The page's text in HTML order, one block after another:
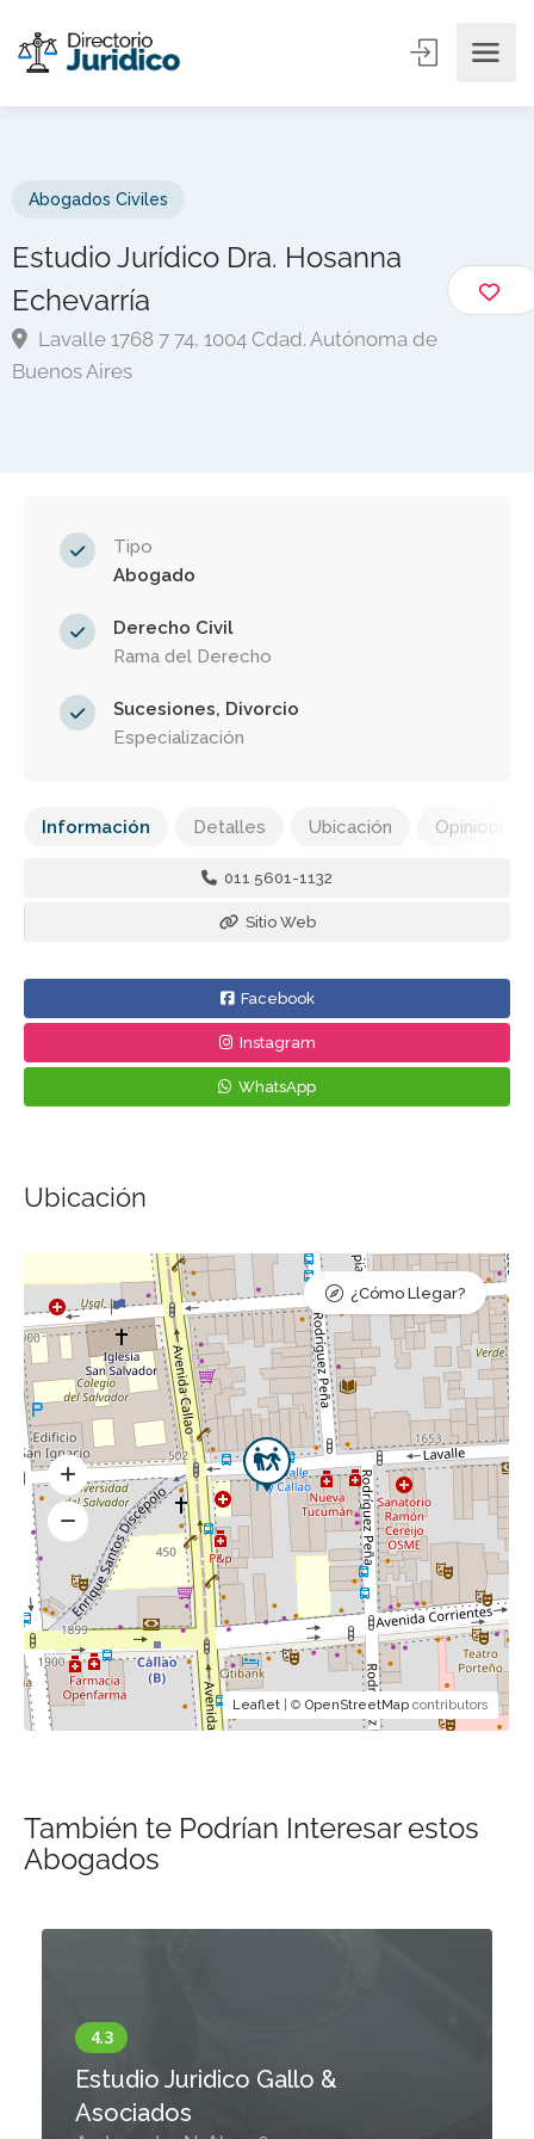
Abogados Civiles
Estudio Jurídico Dra. Hosanna
Echevarría
Lavalle 1768 7 74, 1004 Cdad. Autónoma de
Buenos Aires
Tipo
Abogado
Derecho Civil
Rama del Derecho
Sucesiones, Divorcio
Especialización
Información Detalles Ubicación Opiniones
011 5601-1132
Sitio Web
Facebook
Instagram
WhatsApp
Ubicación
Leaflet | © OpenStreetMap contributors
¿Cómo Llegar?
También te Podrían Interesar estos
Abogados
Estudio Juridico Gallo &
Asociados